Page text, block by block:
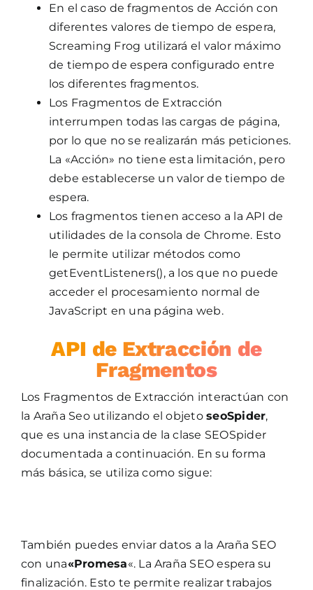
En el caso de fragmentos de Acción con
diferentes valores de tiempo de espera,
Screaming Frog utilizará el valor máximo
de tiempo de espera configurado entre
los diferentes fragmentos.
Los Fragmentos de Extracción
interrumpen todas las cargas de página,
por lo que no se realizarán más peticiones.
La «Acción» no tiene esta limitación, pero
debe establecerse un valor de tiempo de
espera.
Los fragmentos tienen acceso a la API de
utilidades de la consola de Chrome. Esto
le permite utilizar métodos como
getEventListeners(), a los que no puede
acceder el procesamiento normal de
JavaScript en una página web.
API de Extracción de
Fragmentos
Los Fragmentos de Extracción interactúan con
la Araña Seo utilizando el objetoseoSpider,
que es una instancia de la clase SEOSpider
documentada a continuación. En su forma
más básica, se utiliza como sigue:
También puedes enviar datos a la Araña SEO
con una«Promesa«. La Araña SEO espera su
finalización. Esto te permite realizar trabajos